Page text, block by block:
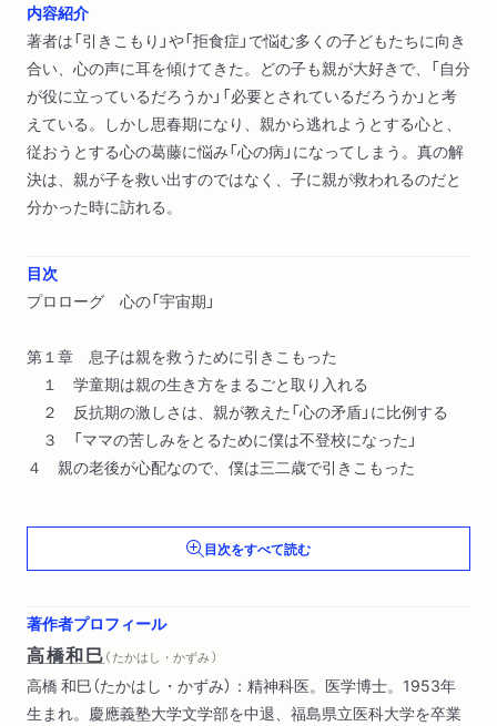
内容紹介
著者は「引きこもり」や「拒食症」で悩む多くの子どもたちに向き
合い、心の声に耳を傾けてきた。どの子も親が大好きで、「自分
が役に立っているだろうか」「必要とされているだろうか」と考
えている。しかし思春期になり、親から逃れようとする心と、
従おうとする心の葛藤に悩み「心の病」になってしまう。真の解
決は、親が子を救い出すのではなく、子に親が救われるのだと
分かった時に訪れる。
目次
プロローグ 心の「宇宙期」
第１章 息子は親を救うために引きこもった
１ 学童期は親の生き方をまるごと取り入れる
２ 反抗期の激しさは、親が教えた「心の矛盾」に比例する
３ 「ママの苦しみをとるために僕は不登校になった」
４ 親の老後が心配なので、僕は三二歳で引きこもった
第２章 娘の摂食障害が、母親の人生を回復させた
１ 拒食症は「我慢が第一」という生き方の結果
２ 互いの我慢がとれて、母と娘の人生が回復する
第３章 虐待されて育った子は「善と悪が逆」になっている
１ 虐待を受けて育った母が、子どもを追いつめる
２ 虐待が止まらないのは心理システムが逆転しているから
目次をすべて読む
著作者プロフィール
高橋和巳（ たかはし・かずみ ）
高橋 和巳（たかはし・かずみ）：精神科医。医学博士。1953年
生まれ。慶應義塾大学文学部を中退、福島県立医科大学を卒業